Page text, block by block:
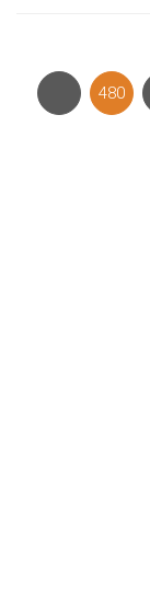
480